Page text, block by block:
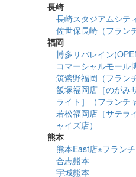
長崎
長崎スタジアムシテ
佐世保長崎（フラン
福岡
博多リバレイン
コマーシャルモール
筑紫野福岡（フラン
飯塚福岡店［のがみ
ライト］（フランチ
若松福岡店［サテラ
ャイズ店）
熊本
熊本East店※フラン
合志熊本
宇城熊本